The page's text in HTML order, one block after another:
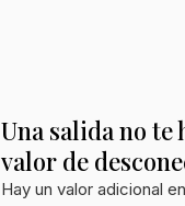
Una salida no te
valor de
Hay un valor adicional